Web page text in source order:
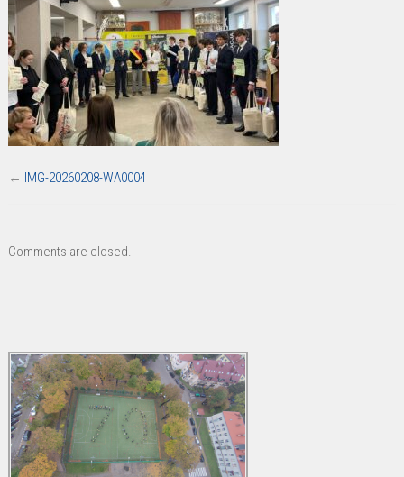
← IMG-20260208-WA0004
Comments are closed.